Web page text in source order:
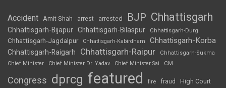
Accident Amit Shah arrest arrested BJP Chhattisgarh
Chhattisgarh-Bijapur Chhattisgarh-Bilaspur Chhattisgarh-Durg
Chhattisgarh-Jagdalpur Chhattisgarh-Kabirdham Chhattisgarh-Korba
Chhattisgarh-Raigarh Chhattisgarh-Raipur
Chhattisgarh-Sukma
Chief Minister
Chief Minister Dr. Yadav Chief Minister Sai CM
Congress dprcg featured fire fraud High Court